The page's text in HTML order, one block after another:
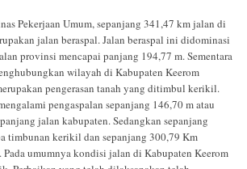
Pekerjaan Umum, sepanjang 341,47 km jalan di
jalan beraspal. Jalan beraspal ini didominasi
provinsi mencapai panjang 194,77 m. Sementara
wilayah di Kabupaten Keerom
pengerasan tanah yang ditimbul kerikil.
pengaspalan sepanjang 146,70 m atau
jalan kabupaten. Sedangkan sepanjang
timbunan kerikil dan sepanjang 300,79 Km
Pada umumnya kondisi jalan di Kabupaten Keerom